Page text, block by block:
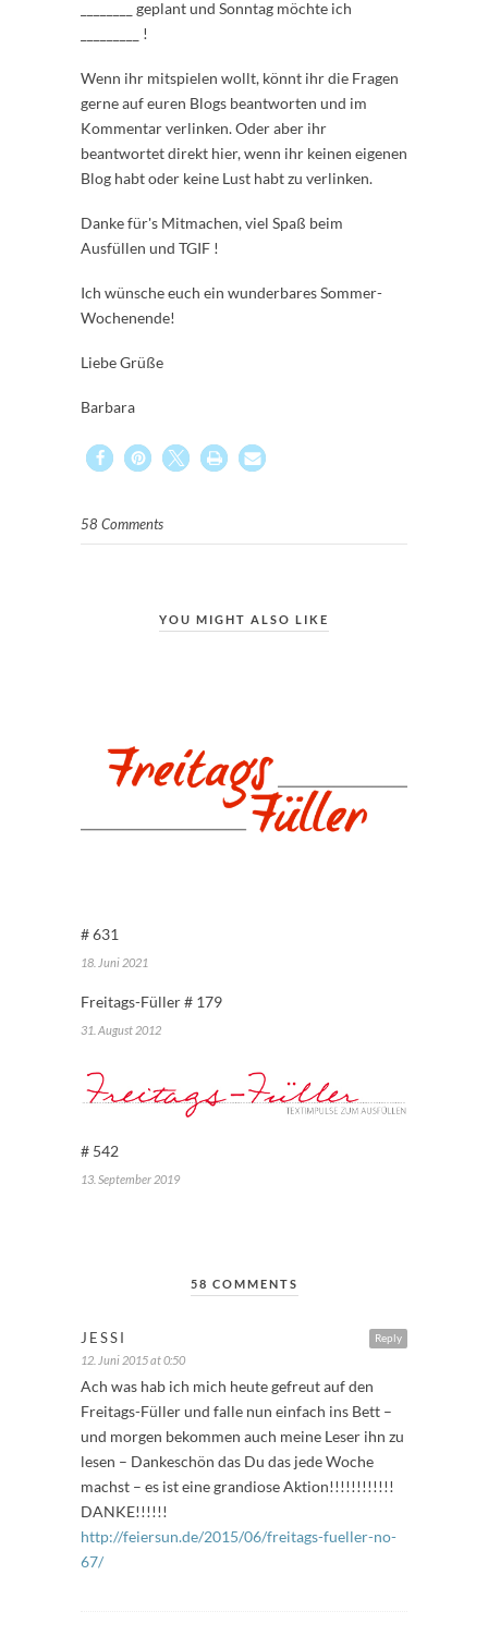
________ geplant und Sonntag möchte ich
_________ !
Wenn ihr mitspielen wollt, könnt ihr die Fragen
gerne auf euren Blogs beantworten und im
Kommentar verlinken. Oder aber ihr
beantwortet direkt hier, wenn ihr keinen eigenen
Blog habt oder keine Lust habt zu verlinken.
Danke für's Mitmachen, viel Spaß beim
Ausfüllen und TGIF !
Ich wünsche euch ein wunderbares Sommer-
Wochenende!
Liebe Grüße
Barbara
58 Comments
YOU MIGHT ALSO LIKE
# 631
18. Juni 2021
Freitags-Füller # 179
31. August 2012
# 542
13. September 2019
58 COMMENTS
Reply
JESSI
12. Juni 2015 at 0:50
Ach was hab ich mich heute gefreut auf den
Freitags-Füller und falle nun einfach ins Bett –
und morgen bekommen auch meine Leser ihn zu
lesen – Dankeschön das Du das jede Woche
machst – es ist eine grandiose Aktion!!!!!!!!!!!!
DANKE!!!!!!
http://feiersun.de/2015/06/freitags-fueller-no-
67/